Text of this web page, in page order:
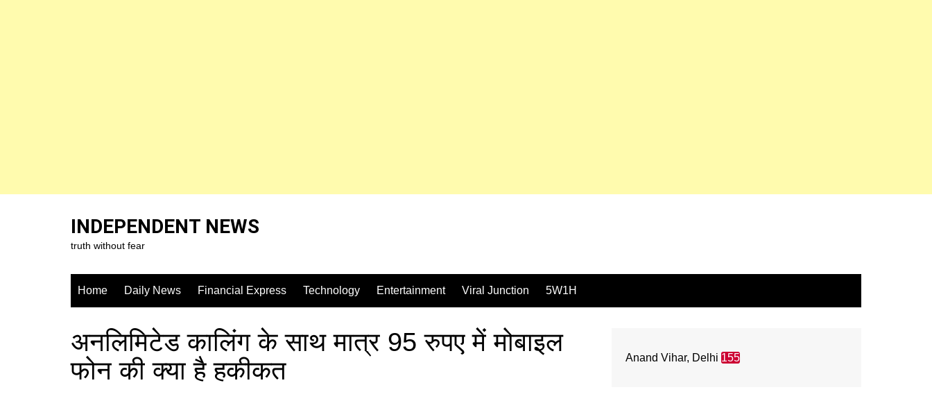
INDEPENDENT NEWS
truth without fear
Home Daily News Financial Express Technology Entertainment Viral Junction 5W1H
अनलिमिटेड कालिंग के साथ मात्र 95 रुपए में मोबाइल
फोन की क्या है हकीकत
Anand Vihar, Delhi 155